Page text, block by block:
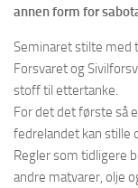
annen form for
Seminaret stilte med
Forsvaret og
stoff til ettertanke.
For det det første så
fedrelandet kan stille
Regler som tidligere
andre matvarer, olje